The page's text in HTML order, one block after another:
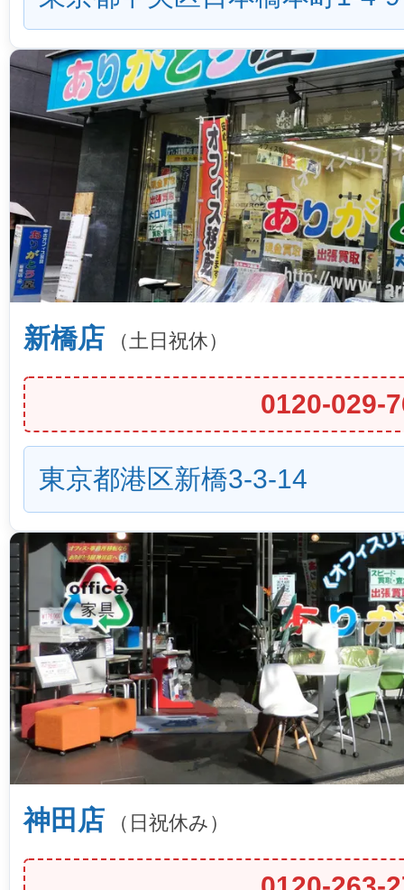
新橋店 （土日祝休）
0120-029-
東京都港区新橋3-3-14
神田店 （日祝休み）